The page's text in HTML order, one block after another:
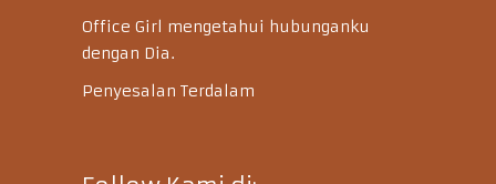
Office Girl mengetahui hubunganku
dengan Dia.
Penyesalan Terdalam